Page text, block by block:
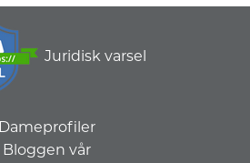
Juridisk varsel
Dameprofiler
Bloggen vår